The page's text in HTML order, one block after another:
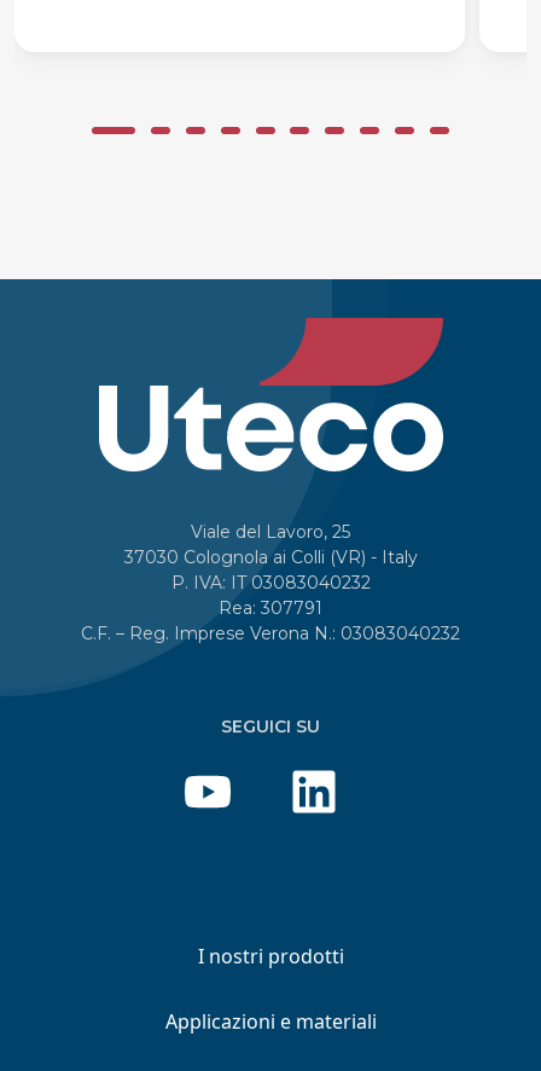
Viale del Lavoro, 25
37030 Colognola ai Colli (VR) - Italy
P. IVA: IT 03083040232
Rea: 307791
C.F. – Reg. Imprese Verona N.: 03083040232
SEGUICI SU
I nostri prodotti
Applicazioni e materiali